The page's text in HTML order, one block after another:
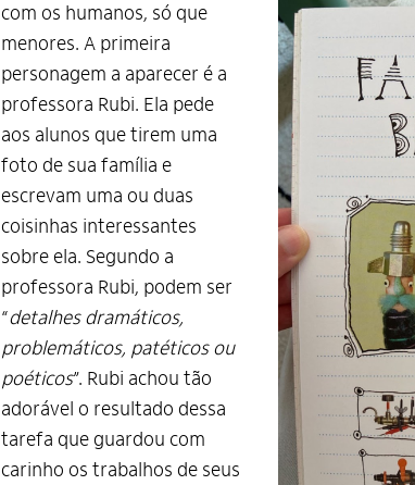
com os humanos, só que
menores. A primeira
personagem a aparecer é a
professora Rubi. Ela pede
aos alunos que tirem uma
foto de sua família e
escrevam uma ou duas
coisinhas interessantes
sobre ela. Segundo a
professora Rubi, podem ser
“detalhes dramáticos,
problemáticos, patéticos ou
poéticos”. Rubi achou tão
adorável o resultado dessa
tarefa que guardou com
carinho os trabalhos de seus